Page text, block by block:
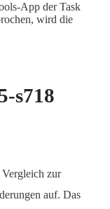
App der Task
wird die
s718
zur
auf. Das